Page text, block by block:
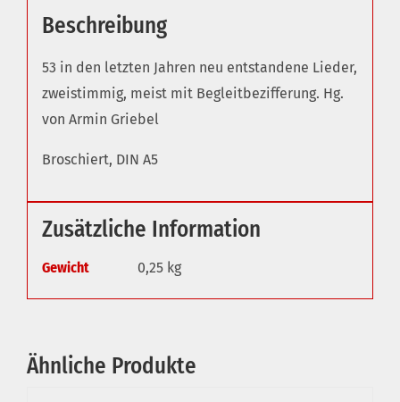
Beschreibung
53 in den letzten Jahren neu entstandene Lieder,
zweistimmig, meist mit Begleitbezifferung. Hg.
von Armin Griebel
Broschiert, DIN A5
Zusätzliche Information
Gewicht 0,25 kg
Ähnliche Produkte